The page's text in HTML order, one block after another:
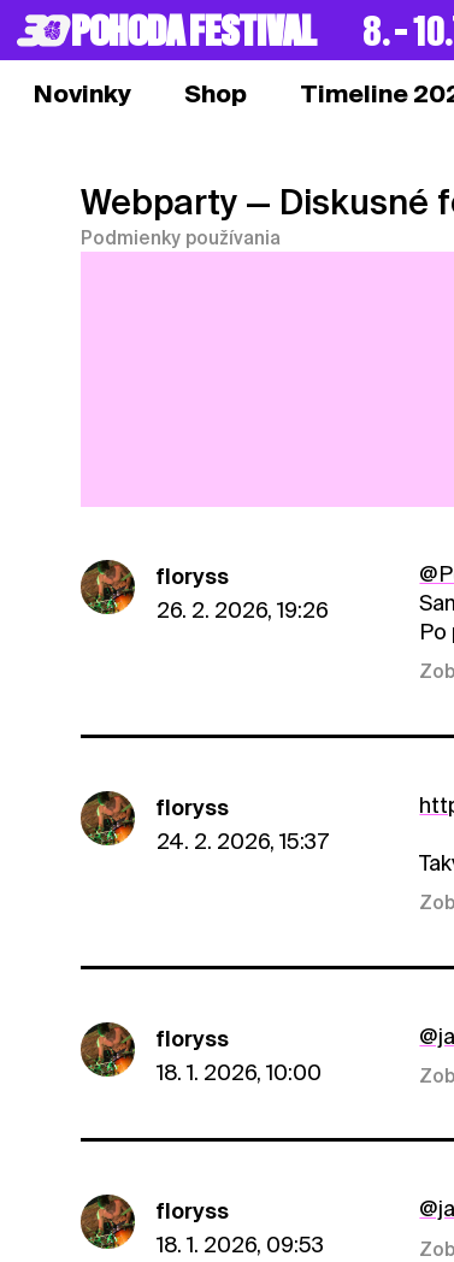
POHODA FESTIVAL 8. –
Novinky Shop Timeline
Webparty — Diskusné
Podmienky používania
floryss
26. 2. 2026, 19:26
Po
floryss
24. 2. 2026, 15:37
floryss
18. 1. 2026, 10:00
floryss
18. 1. 2026, 09:53